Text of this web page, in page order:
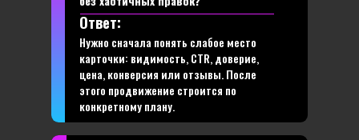
Нужно сначала понять слабое место
карточки: видимость, CTR, доверие,
цена, конверсия или отзывы. После
этого продвижение строится по
конкретному плану.
Ответ: